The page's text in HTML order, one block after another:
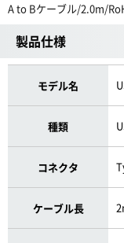
A to Bケーブル/2.0m/
製品仕様
モデル名
種類
コネクタ
ケーブル長